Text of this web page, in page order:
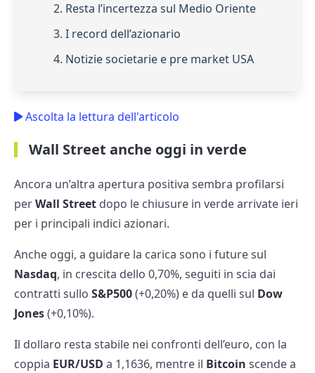
2. Resta l’incertezza sul Medio Oriente
3. I record dell’azionario
4. Notizie societarie e pre market USA
Ascolta la lettura dell'articolo
Wall Street anche oggi in verde
Ancora un’altra apertura positiva sembra profilarsi
perWall Street dopo le chiusure in verde arrivate ieri
per i principali indici azionari.
Anche oggi, a guidare la carica sono i future sul
Nasdaq, in crescita dello 0,70%, seguiti in scia dai
contratti sullo S&P500(+0,20%) e da quelli sul Dow
Jones(+0,10%).
Il dollaro resta stabile nei confronti dell’euro, con la
coppia EUR/USD a 1,1636, mentre il Bitcoin scende a